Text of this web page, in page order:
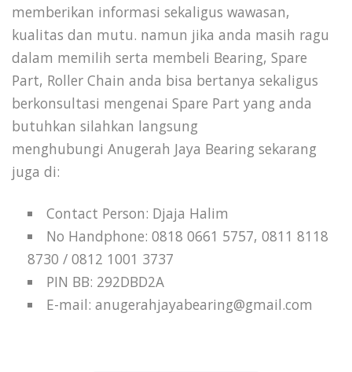
memberikan informasi sekaligus wawasan,
kualitas dan mutu. namun jika anda masih ragu
dalam memilih serta membeli Bearing, Spare
Part, Roller Chain anda bisa bertanya sekaligus
berkonsultasi mengenai Spare Part yang anda
butuhkan silahkan langsung
menghubungi Anugerah Jaya Bearing sekarang
juga di:
Contact Person: Djaja Halim
No Handphone: 0818 0661 5757, 0811 8118
8730 / 0812 1001 3737
PIN BB: 292DBD2A
E-mail: anugerahjayabearing@gmail.com